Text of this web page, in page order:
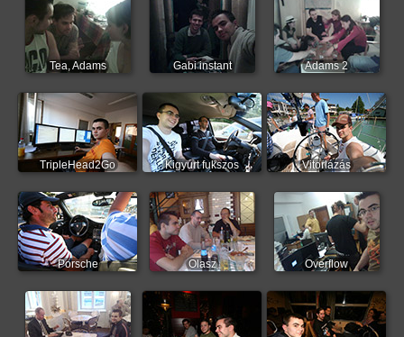
Tea, Adams Gabi instant Adams 2
TripleHead2Go Kigyúrt fukszos Vitorlázás
Porsche Olasz Overflow